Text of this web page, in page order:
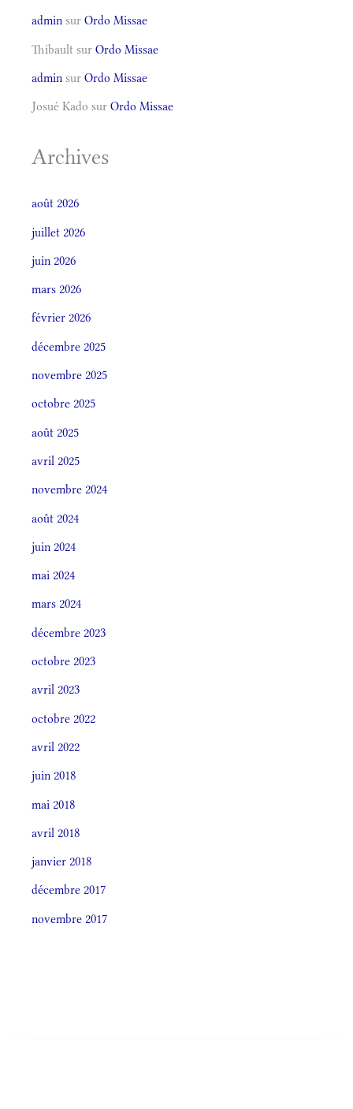
admin sur Ordo Missae
Thibault sur Ordo Missae
admin sur Ordo Missae
Josué Kado sur Ordo Missae
Archives
août 2026
juillet 2026
juin 2026
mars 2026
février 2026
décembre 2025
novembre 2025
octobre 2025
août 2025
avril 2025
novembre 2024
août 2024
juin 2024
mai 2024
mars 2024
décembre 2023
octobre 2023
avril 2023
octobre 2022
avril 2022
juin 2018
mai 2018
avril 2018
janvier 2018
décembre 2017
novembre 2017